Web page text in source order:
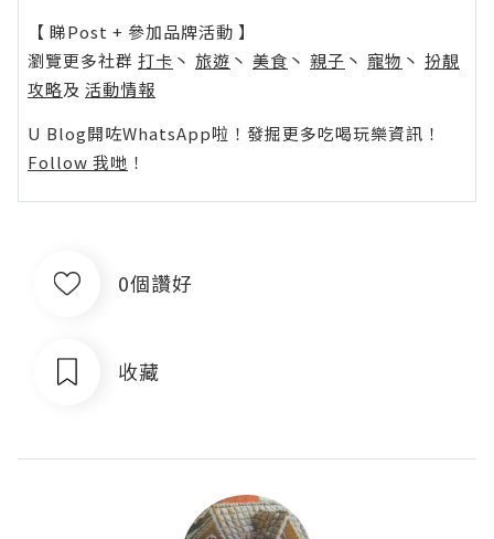
【 睇Post + 參加品牌活動 】
瀏覽更多社群 打卡 丶 旅遊 丶 美食 丶 親子 丶 寵物 丶 扮靚
攻略及 活動情報
U Blog開咗WhatsApp啦！發掘更多吃喝玩樂資訊！
Follow 我哋 ！
0個讚好
收藏